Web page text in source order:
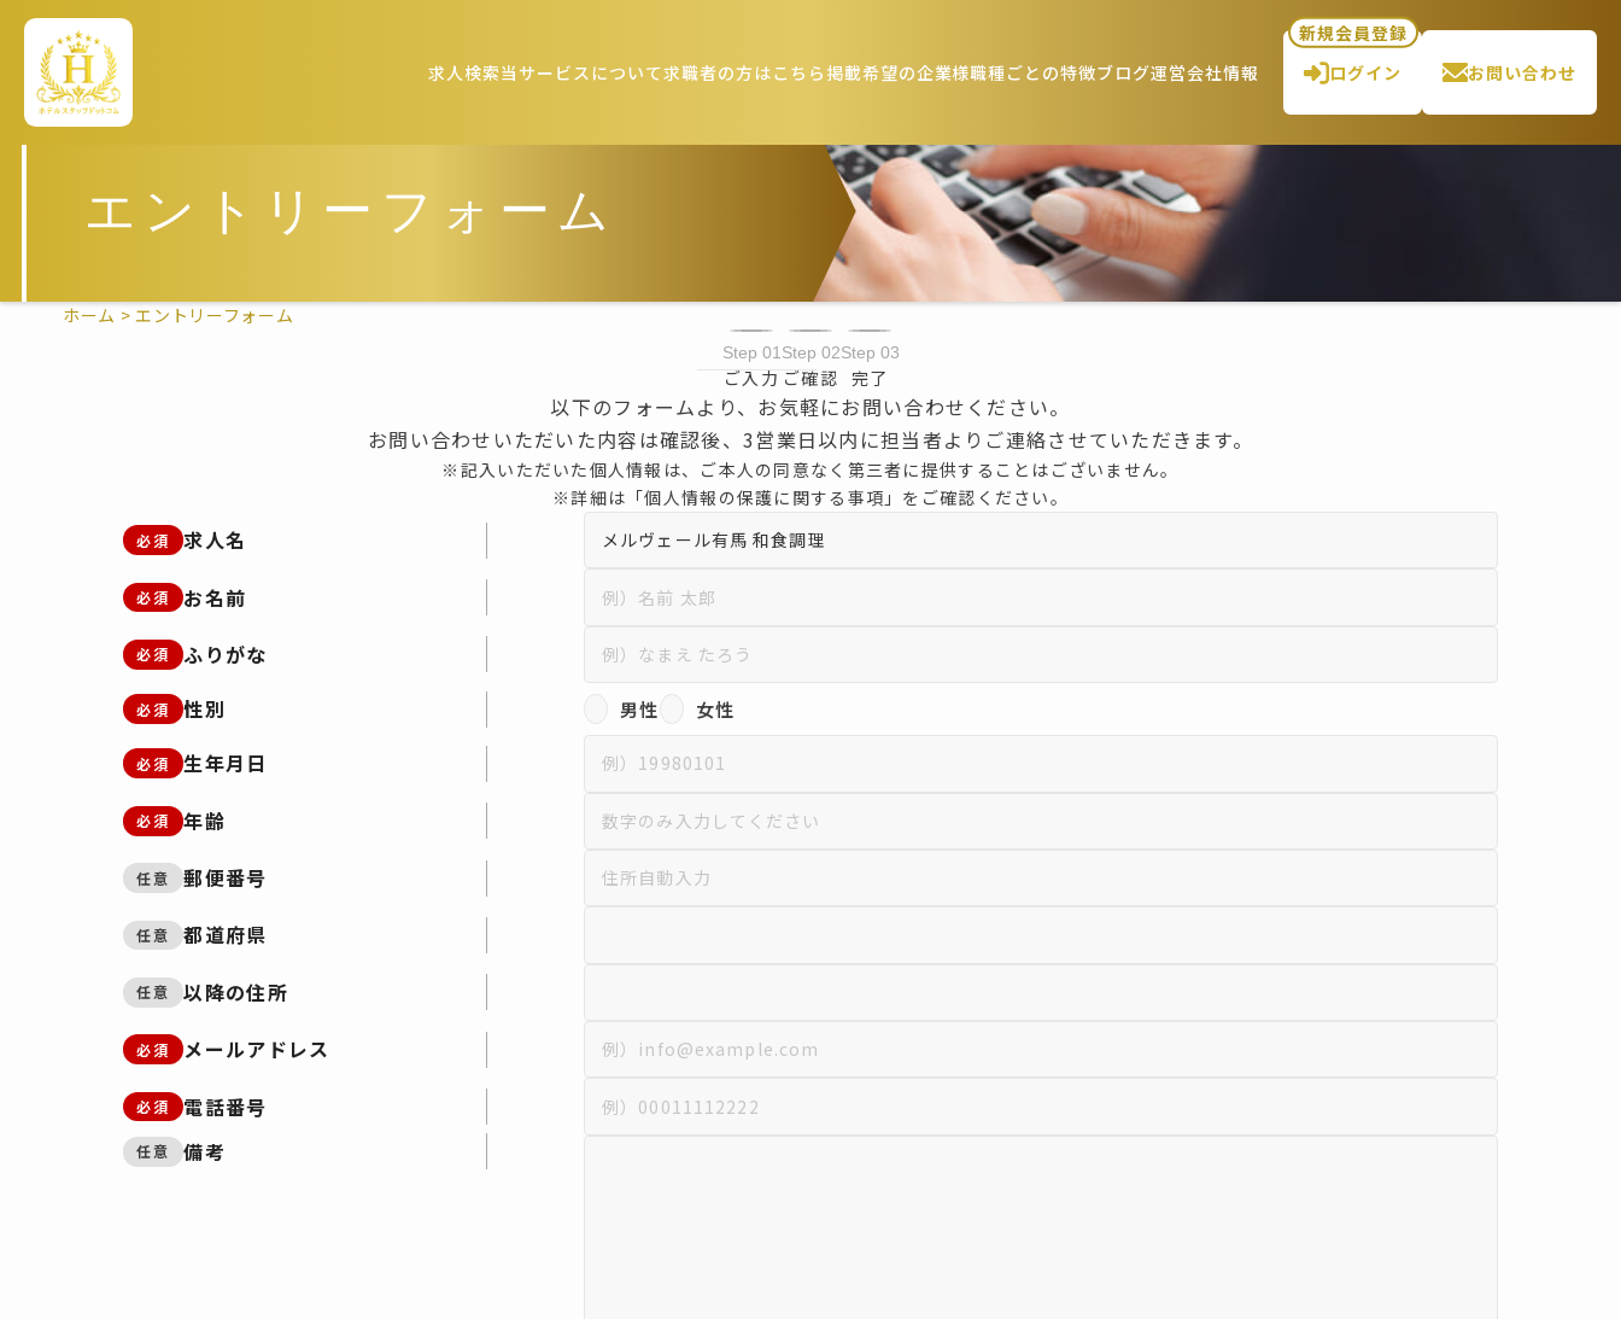
求人検索当サービスについて求職者の方はこちら 掲載希望の企業様職種ごとの特徴ブログ運営会社情報
新規会員登録
ログイン
お問い合わせ
エントリーフォーム
ホーム >エントリーフォーム
Step 01
ご入力
Step 02
ご確認
Step 03
完了
以下のフォームより、 お気軽にお問い合わせください。
お問い合わせいただいた内容は確認後、3営業日以内に担当者より ご連絡させていただきます。
※記入いただいた個人情報は、ご本人の同意なく 第三者に提供することはございません。
※詳細は「個人情報の保護に関する事項」を ご確認ください。
必須 求人名
必須 お名前
必須 ふりがな
必須 性別 男性 女性
必須 生年月日
必須 年齢
任意 郵便番号
任意 都道府県
任意 以降の住所
必須 メールアドレス
必須 電話番号
任意 備考